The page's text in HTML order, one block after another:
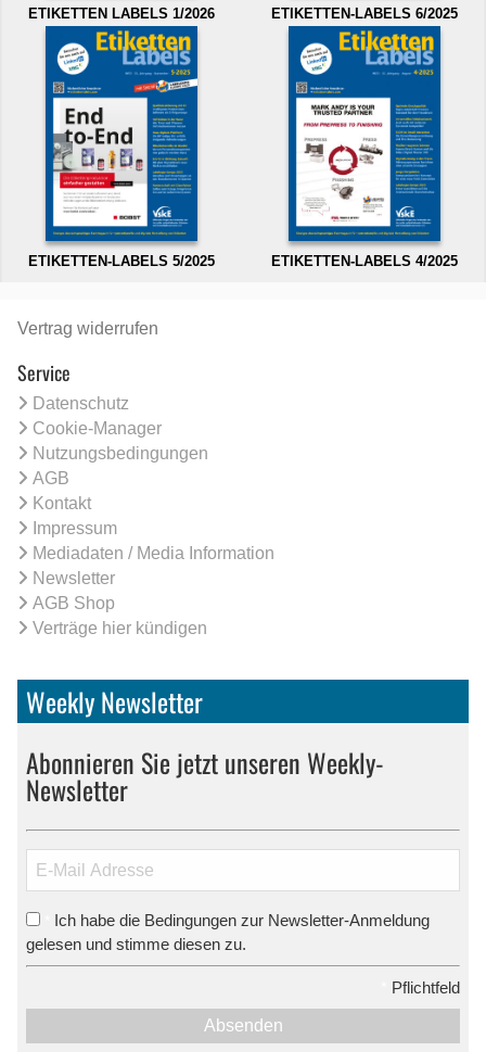
ETIKETTEN LABELS 1/2026 ETIKETTEN-LABELS 6/2025
ETIKETTEN-LABELS 5/2025 ETIKETTEN-LABELS 4/2025
Vertrag widerrufen
Service
Datenschutz
Cookie-Manager
Nutzungsbedingungen
AGB
Kontakt
Impressum
Mediadaten / Media Information
Newsletter
AGB Shop
Verträge hier kündigen
Weekly Newsletter
Abonnieren Sie jetzt unseren Weekly-
Newsletter
Ich habe die Bedingungen zur Newsletter-Anmeldung
gelesen und stimme diesen zu.
Pflichtfeld
Absenden